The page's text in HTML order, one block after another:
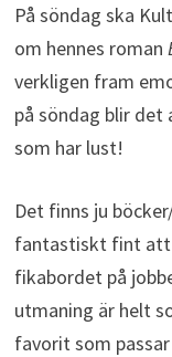
På söndag ska
om hennes roman
verkligen fram
på söndag blir
som har lust!
Det finns ju
fantastiskt fint att
fikabordet på
utmaning är helt
favorit som